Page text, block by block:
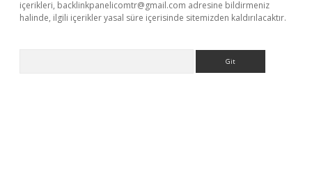
içerikleri, backlinkpanelicomtr@gmail.com adresine bildirmeniz
halinde, ilgili içerikler yasal süre içerisinde sitemizden kaldırılacaktır.